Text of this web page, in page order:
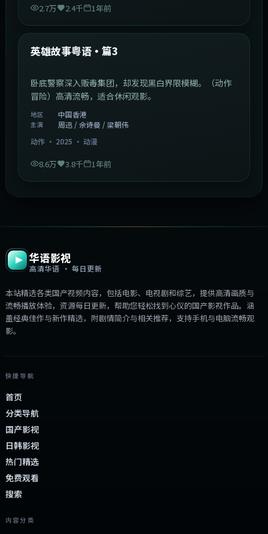
2.7万 2.4千 1年前
最新
英雄故事粤语·篇3
卧底警察深入贩毒集团，却发现黑白界限模糊。（动作
冒险）高清流畅，适合休闲观影。
地区 中国香港
主演
周迅 / 佘诗曼 / 梁朝伟
动作· 2025 · 动漫
8.6万 3.8千 1年前
华语影视
高清华语 · 每日更新
本站精选各类国产视频内容，包括电影、电视剧和综艺，提供高清画质与
流畅播放体验，资源每日更新，帮助您轻松找到心仪的国产影视作品。涵
盖经典佳作与新作精选，附剧情简介与相关推荐，支持手机与电脑流畅观
影。
快捷导航
首页
分类导航
国产影视
日韩影视
热门精选
免费观看
搜索
内容分类